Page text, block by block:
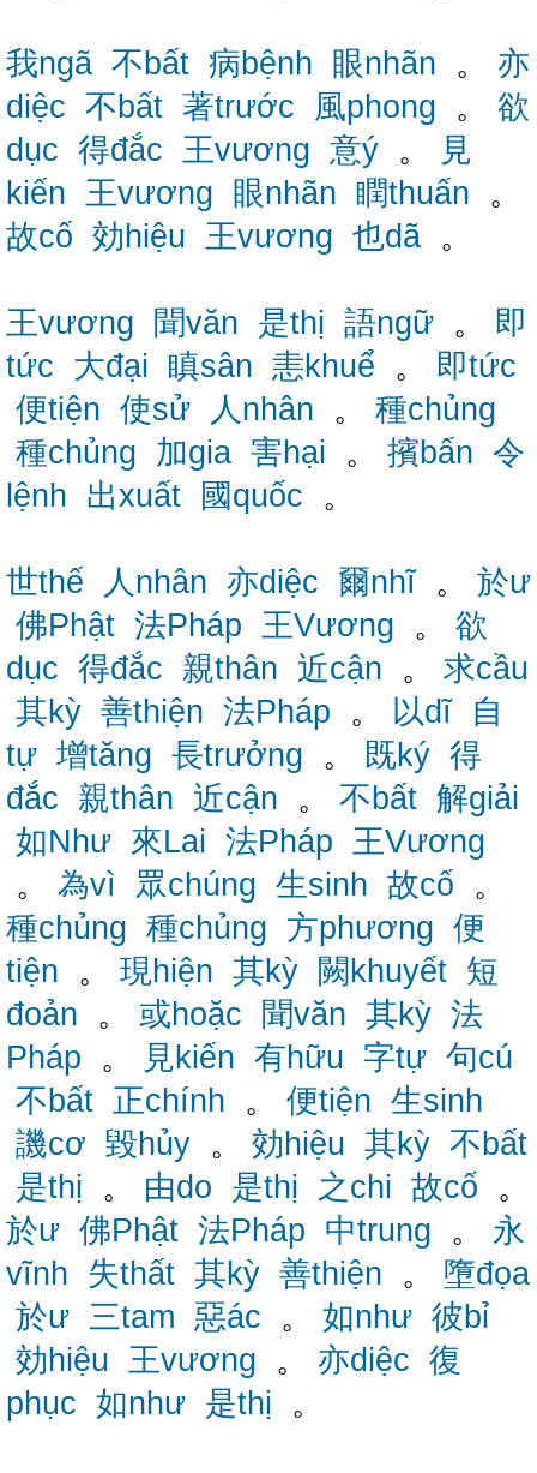
我ngã 不bất 病bệnh 眼nhãn 。 亦
diệc 不bất 著trước 風phong 。 欲
dục 得đắc 王vương 意ý 。
見
kiến 王vương 眼nhãn 瞤thuấn 。
故cố 効hiệu 王vương 也dã 。
王vương 聞văn 是thị 語ngữ 。 即
tức 大đại 瞋sân 恚khuể 。 即tức
便tiện 使sử 人nhân 。 種chủng
種chủng 加gia 害hại 。 擯bấn 令
lệnh 出xuất 國quốc 。
世thế 人nhân 亦diệc 爾nhĩ。 於ư
佛Phật 法Pháp 王Vương 。 欲
dục 得đắc 親thân 近cận 。 求cầu
其kỳ 善thiện 法Pháp 。 以dĩ
自
tự 增tăng 長trưởng 。 既ký 得
đắc 親thân 近cận 。 不bất 解giải
如Như 來Lai 法Pháp 王Vương
。 為vì 眾chúng 生sinh 故cố 。
種chủng 種chủng 方phương 便
tiện 。 現hiện 其kỳ 闕khuyết 短
đoản 。 或hoặc 聞văn 其kỳ 法
Pháp 。 見kiến 有hữu 字tự 句cú
不bất 正chính 。 便tiện 生sinh
譏cơ 毀hủy 。 効hiệu 其kỳ 不bất
是thị 。 由do 是thị 之chi 故cố 。
於ư 佛Phật 法Pháp 中trung 。 永
vĩnh
失thất 其kỳ 善thiện 。 墮đọa
於ư 三tam 惡ác 。 如như 彼bỉ
効hiệu 王vương 。 亦diệc 復
phục 如như 是thị 。